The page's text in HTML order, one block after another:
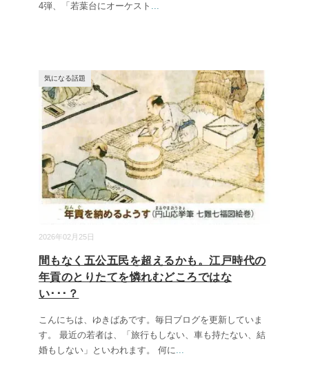
4弾、「若葉台にオーケスト ...
2026年02月25日
気になる話題
間もなく五公五民を超えるかも。江戸時代の
年貢のとりたてを憐れむどころではな
い･･･？
こんにちは、ゆきばあです。毎日ブログを更新していま
す。 最近の若者は、「旅行もしない、車も持たない、結
婚もしない」といわれます。 何に...